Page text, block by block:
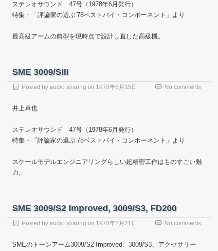
ステレオサウンド 47号（1978年6月発行）
特集・「評論家の選ぶ’78ベストバイ・コンポーネント」より
最高級アームの典型を現時点で設計し直した高級機。
SME 3009/SIII
Posted by audio sharing on 1978年6月15日 No comments
井上卓也
ステレオサウンド 47号（1978年6月発行）
特集・「評論家の選ぶ’78ベストバイ・コンポーネント」より
スケールモデルエンジニアリングらしい超精密工作はものすごい魅
力。
SME 3009/S2 Improved, 3009/S3, FD200
Posted by audio sharing on 1978年2月21日 No comments
SMEのトーンアーム3009/S2 Improved、3009/S3、アクセサリー